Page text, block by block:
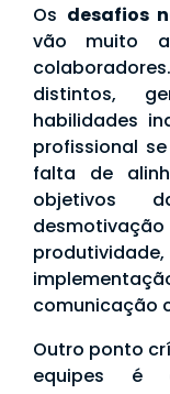
Os desafios
vão muito
distintos,
habilidades
profissional
falta de
objetivos
comunicação
Outro ponto
equipes é